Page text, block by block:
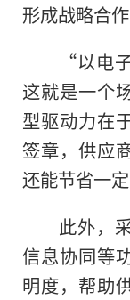
形成战略合
“以电
这就是一个
型驱动力在
签章，供应
还能节省一
此外，
信息协同等
明度，帮助